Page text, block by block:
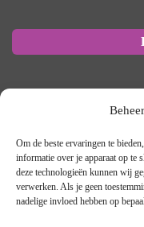
Om de beste ervaringen te
informatie over je apparaat op te
deze technologieën kunnen wij
verwerken. Als je geen
nadelige invloed hebben op
PurpleHRM B.V.
Wiekenweg 54F
3815KL Amersfoort